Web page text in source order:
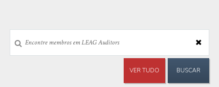
BUSCAR
VER TUDO